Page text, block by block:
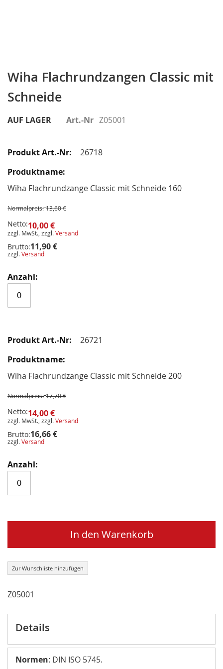
Wiha Flachrundzangen Classic mit
Schneide
AUF LAGER Art.-Nr Z05001
Produkte
Artikel
26718
Wiha Flachrundzange Classic mit Schneide 160
Normalpreis: 13,60 €
Netto:10,00 €
zzgl. MwSt., zzgl.Versand
Brutto:11,90 €
zzgl.Versand
26721
Wiha Flachrundzange Classic mit Schneide 200
Normalpreis: 17,70 €
Netto:14,00 €
zzgl. MwSt., zzgl.Versand
Brutto:16,66 €
zzgl.Versand
In den Warenkorb
Zur Wunschliste hinzufügen
Z05001
Anfang
der
Bildergalerie
Details
Normen: DIN ISO 5745.